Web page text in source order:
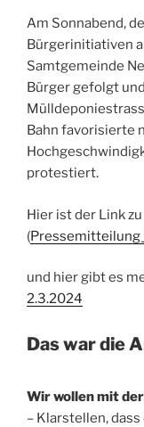
Am Sonnabend,
Bürgerinitiativen
Samtgemeinde
Bürger gefolgt
Bahn favorisierte
protestiert.
Hier ist der Link
(
und hier gibt es
2.3.2024
Das war die
Wir wollen mit
– Klarstellen,